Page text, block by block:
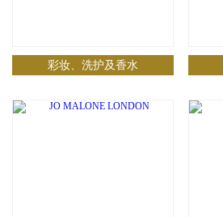
彩妆、洗护及香水